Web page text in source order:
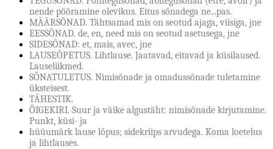
nende pööramine olevikus. Eitus sõnadega ne...pas.
MÄÄRSÕNAD. Tähtsamad mis on seotud ajaga, viisiga, jne
EESSÕNAD. de, en, need mis on seotud asetusega, jne
SIDESÕNAD: et, mais, avec, jne
LAUSEÕPETUS. Lihtlause. Jaatavad, eitavad ja küsilaused.
Lauseliikmed.
SÕNATULETUS. Nimisõnade ja omadussõnade tuletamine
üksteisest.
TÄHESTIK.
ÕIGEKIRI. Suur ja väike algustäht: nimisõnade kirjutamine.
Punkt, küsi- ja
hüüumärk lause lõpus; sidekriips arvudega. Koma loetelus
ja lihtlauses.